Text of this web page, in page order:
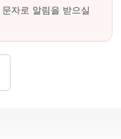
자로 알림을 받으실